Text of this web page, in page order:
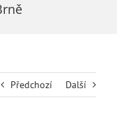
Předchozí Další